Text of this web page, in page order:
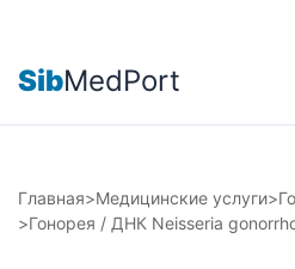
SibMedPort
Главная>Медицинские услуги>
>Гонорея / ДНК Neisseria